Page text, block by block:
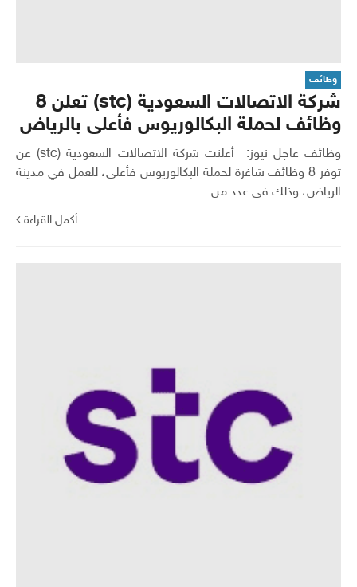
وظائف
شركة الاتصالات السعودية (stc) تعلن 8
وظائف لحملة البكالوريوس فأعلى بالرياض
وظائف عاجل نيوز: أعلنت شركة الاتصالات السعودية (stc) عن
توفر 8 وظائف شاغرة لحملة البكالوريوس فأعلى، للعمل في مدينة
الرياض، وذلك في عدد من...
أكمل القراءة